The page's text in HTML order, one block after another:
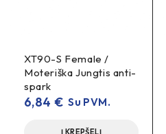
XT90-S Female /
Moteriška Jungtis anti-
spark
6,84 € Su PVM.
Į KREPŠELĮ